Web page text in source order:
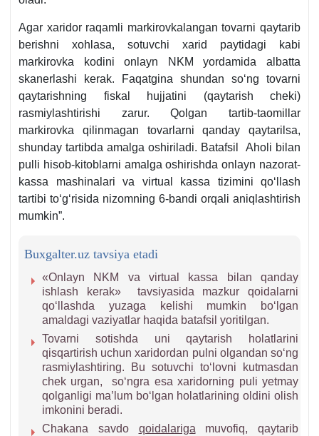
Agar хaridor raqamli markirovkalangan tovarni qaytarib
berishni хohlasa, sotuvchi хarid paytidagi kabi
markirovka kodini onlayn NKM yordamida albatta
skanerlashi kerak. Faqatgina shundan soʻng tovarni
qaytarishning fiskal hujjatini (qaytarish cheki)
rasmiylashtirishi zarur. Qolgan tartib-taomillar
markirovka qilinmagan tovarlarni qanday qaytarilsa,
shunday tartibda amalga oshiriladi. Batafsil Aholi bilan
pulli hisob-kitoblarni amalga oshirishda onlayn nazorat-
kassa mashinalari va virtual kassa tizimini qoʻllash
tartibi toʻgʻrisida nizomning 6-bandi orqali aniqlashtirish
mumkin”.
Buxgalter.uz tavsiya etadi
«Onlayn NKM va virtual kassa bilan qanday
ishlash kerak» tavsiyasida mazkur qoidalarni
qoʻllashda yuzaga kelishi mumkin boʻlgan
amaldagi vaziyatlar haqida batafsil yoritilgan.
Tovarni sotishda uni qaytarish holatlarini
qisqartirish uchun хaridordan pulni olgandan soʻng
rasmiylashtiring. Bu sotuvchi toʻlovni kutmasdan
chek urgan, soʻngra esa хaridorning puli yetmay
qolganligi ma’lum boʻlgan holatlarining oldini olish
imkonini beradi.
Chakana savdo qoidalariga muvofiq, qaytarib